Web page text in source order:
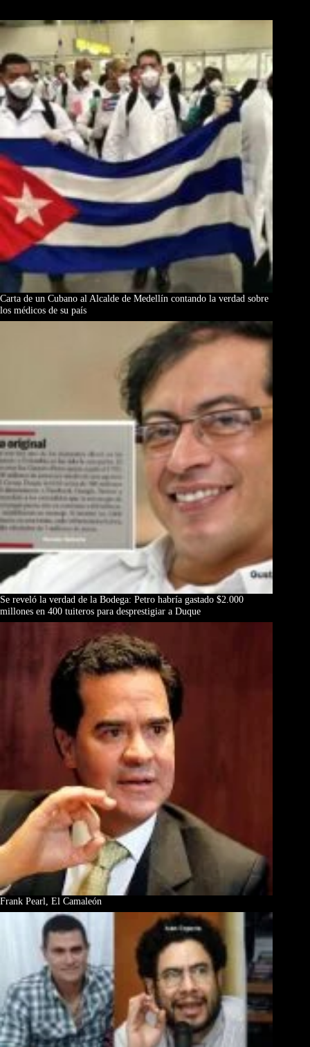
Carta de un Cubano al Alcalde de Medellín contando la verdad sobre
los médicos de su país
Se reveló la verdad de la Bodega: Petro habría gastado $2.000
millones en 400 tuiteros para desprestigiar a Duque
Frank Pearl, El Camaleón